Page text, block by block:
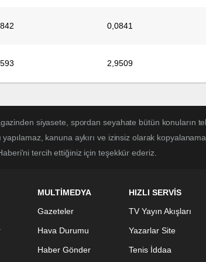
0,0841
2,9509
siyasete, spordan seyahate bütün konuların
kanuna aykırı ve izinsiz olarak
tercih ettiğiniz için teşekkür ederiz.
MULTİMEDYA
Gazeteler
Hava Durumu
Haber Gönder
HIZLI SERVİS
TV Yayın Akışları
Yazarlar Site
Tenis İddaa